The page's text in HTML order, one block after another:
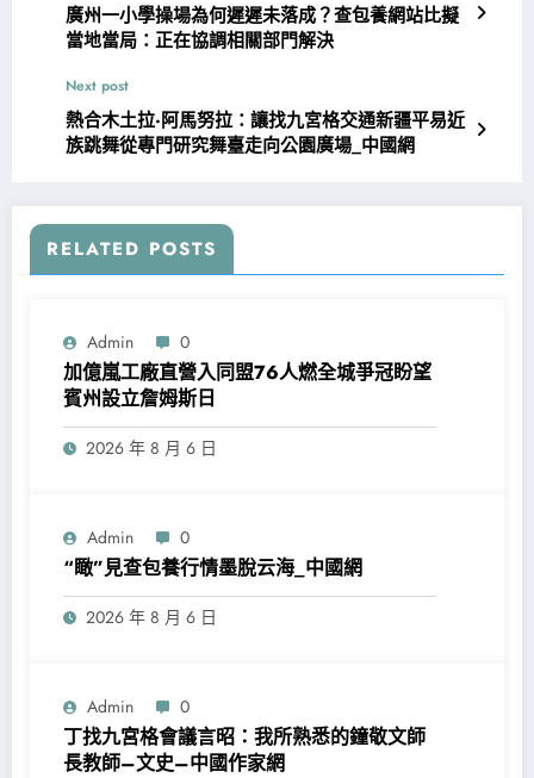
廣州一小學操場為何遲遲未落成？查包養網站比擬
當地當局：正在協調相關部門解決
Next post
熱合木土拉·阿馬努拉：讓找九宮格交通新疆平易近
族跳舞從專門研究舞臺走向公園廣場_中國網
RELATED POSTS
Admin 0
加億嵐工廠直營入同盟76人燃全城爭冠盼望
賓州設立詹姆斯日
2026 年 8 月 6 日
Admin 0
“瞰”見查包養行情墨脫云海_中國網
2026 年 8 月 6 日
Admin 0
丁找九宮格會議言昭：我所熟悉的鐘敬文師
長教師–文史–中國作家網